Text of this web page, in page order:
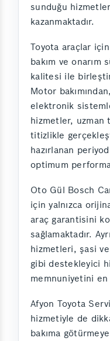
sunduğu
kazanmaktadır.
Toyota araçlar
bakım ve
kalitesi ile
Motor
elektronik
hizmetler, uzman
titizlikle
hazırlanan
optimum
Oto Gül Bosch
için yalnızca
araç garantisini
sağlamaktadır.
hizmetleri, şasi
gibi destekleyici
memnuniyetini
Afyon Toyota
hizmetiyle de
bakıma